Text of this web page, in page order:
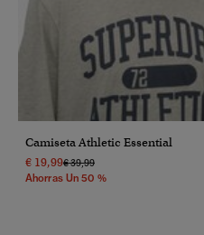
Camiseta Athletic Essential
€ 19,99Precio Rebajado De
€ 39,99A
Ahorras Un 50 %